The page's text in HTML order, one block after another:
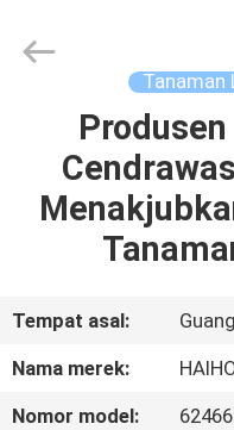
RUMAH
PRODUK
TENTANG
Crafts
Factory.
Tanaman
Tempat asal:
Nama merek:
Nomor model: